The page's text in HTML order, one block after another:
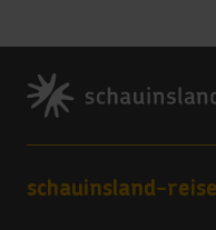
Footer
Footer
schauinsland-